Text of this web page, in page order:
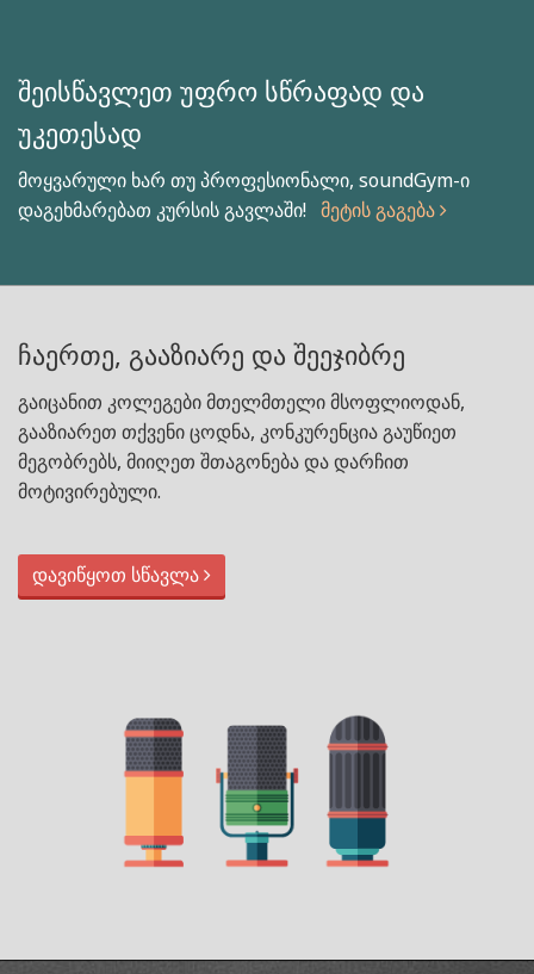
შეისწავლეთ უფრო სწრაფად და
უკეთესად
მოყვარული ხარ თუ პროფესიონალი, soundGym-ი
დაგეხმარებათ კურსის გავლაში! მეტის გაგება
ჩაერთე, გააზიარე და შეეჯიბრე
გაიცანით კოლეგები მთელმთელი მსოფლიოდან,
გააზიარეთ თქვენი ცოდნა, კონკურენცია გაუწიეთ
მეგობრებს, მიიღეთ შთაგონება და დარჩით
მოტივირებული.
დავიწყოთ სწავლა